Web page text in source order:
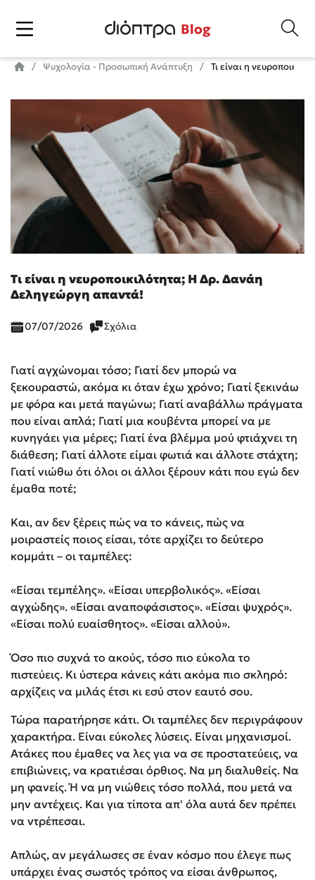
Blog
Ψυχολογία - Προσωπική Ανάπτυξη Τι είναι η
Τι είναι η νευροποικιλότητα; Η Δρ. Δανάη
Δεληγεώργη απαντά!
07/07/2026 Σχόλια
Γιατί αγχώνομαι τόσο; Γιατί δεν μπορώ να
ξεκουραστώ, ακόμα κι όταν έχω χρόνο; Γιατί ξεκινάω
με φόρα και μετά παγώνω; Γιατί αναβάλλω πράγματα
που είναι απλά; Γιατί μια κουβέντα μπορεί να με
κυνηγάει για μέρες; Γιατί ένα βλέμμα μού φτιάχνει τη
διάθεση; Γιατί άλλοτε είμαι φωτιά και άλλοτε στάχτη;
Γιατί νιώθω ότι όλοι οι άλλοι ξέρουν κάτι που εγώ δεν
έμαθα ποτέ;
Και, αν δεν ξέρεις πώς να το κάνεις, πώς να
μοιραστείς ποιος είσαι, τότε αρχίζει το δεύτερο
κομμάτι – οι ταμπέλες:
«Είσαι τεμπέλης». «Είσαι υπερβολικός». «Είσαι
αγχώδης». «Είσαι αναποφάσιστος». «Είσαι ψυχρός».
«Είσαι πολύ ευαίσθητος». «Είσαι αλλού».
Όσο πιο συχνά το ακούς, τόσο πιο εύκολα το
πιστεύεις. Κι ύστερα κάνεις κάτι ακόμα πιο σκληρό:
αρχίζεις να μιλάς έτσι κι εσύ στον εαυτό σου.
Τώρα παρατήρησε κάτι. Οι ταμπέλες δεν περιγράφουν
χαρακτήρα. Είναι εύκολες λύσεις. Είναι μηχανισμοί.
Ατάκες που έμαθες να λες για να σε προστατεύεις, να
επιβιώνεις, να κρατιέσαι όρθιος. Να μη διαλυθείς. Να
μη φανείς. Ή να μη νιώθεις τόσο πολλά, που μετά να
μην αντέχεις. Και για τίποτα απ' όλα αυτά δεν πρέπει
να ντρέπεσαι.
Απλώς, αν μεγάλωσες σε έναν κόσμο που έλεγε πως
υπάρχει ένας σωστός τρόπος να είσαι άνθρωπος,